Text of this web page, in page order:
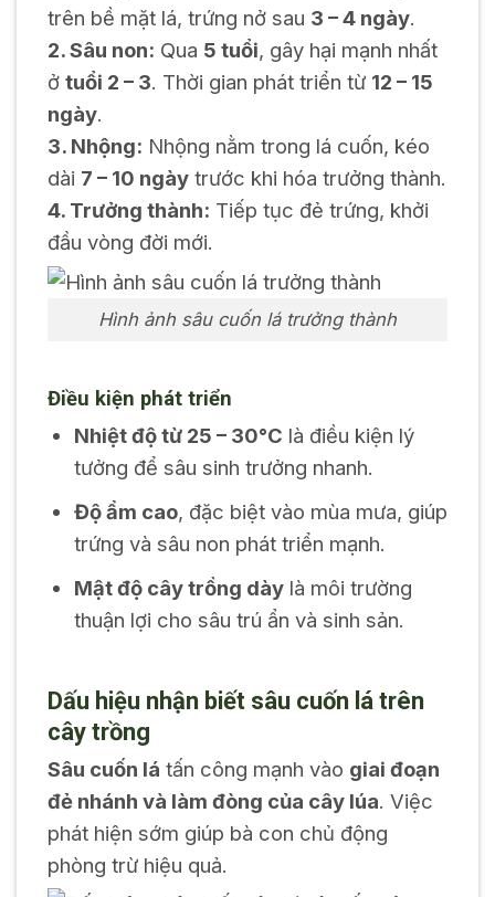
trên bề mặt lá, trứng nở sau 3 – 4 ngày.
2. Sâu non: Qua 5 tuổi, gây hại mạnh nhất
ở tuổi 2 – 3. Thời gian phát triển từ 12 – 15
ngày.
3. Nhộng: Nhộng nằm trong lá cuốn, kéo
dài 7 – 10 ngàytrước khi hóa trưởng thành.
4. Trưởng thành: Tiếp tục đẻ trứng, khởi
đầu vòng đời mới.
Hình ảnh sâu cuốn lá trưởng thành
Điều kiện phát triển
Nhiệt độ từ 25 – 30°C là điều kiện lý
tưởng để sâu sinh trưởng nhanh.
Độ ẩm cao, đặc biệt vào mùa mưa, giúp
trứng và sâu non phát triển mạnh.
Mật độ cây trồng dàylà môi trường
thuận lợi cho sâu trú ẩn và sinh sản.
Dấu hiệu nhận biết sâu cuốn lá trên
cây trồng
Sâu cuốn lá tấn công mạnh vào giai đoạn
đẻ nhánh và làm đòng của cây lúa. Việc
phát hiện sớm giúp bà con chủ động
phòng trừ hiệu quả.